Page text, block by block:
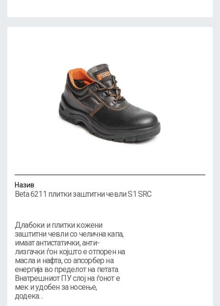
Назив
Beta 6211 плитки заштитни чевли S1 SRC
Длабоки и плитки кожени
заштитни чевли со челична капа,
имаат антистатички, анти-
лизгачки ѓон којшто е отпорен на
масла и нафта, со апсорбер на
енергија во пределот на петата.
Внатрешниот ПУ слој на ѓонот е
мек и удобен за носење,
додека…